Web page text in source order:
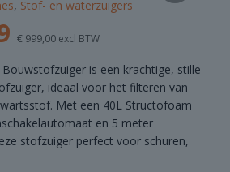
, Stof- en waterzuigers
€ 999,00 excl BTW
Bouwstofzuiger is een krachtige, stille
ideaal voor het filteren van
Met een 40L Structofoam
en 5 meter
stofzuiger perfect voor schuren,